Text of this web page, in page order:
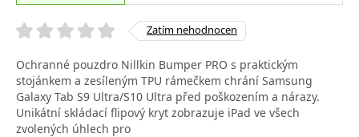
Zatím nehodnocen
Ochranné pouzdro Nillkin Bumper PRO s praktickým
stojánkem a zesíleným TPU rámečkem chrání Samsung
Galaxy Tab S9 Ultra/S10 Ultra před poškozením a nárazy.
Unikátní skládací flipový kryt zobrazuje iPad ve všech
zvolených úhlech pro